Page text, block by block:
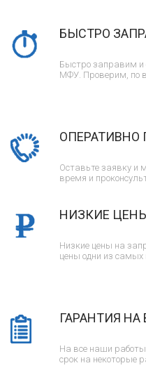
БЫСТРО
Быстро заправим и
МФУ. Проверим, по
ОПЕРАТИВНО
Оставьте заявку и
время и
НИЗКИЕ
Низкие цены на
цены одни из самых
ГАРАНТИЯ НА
На все наши
срок на некоторые